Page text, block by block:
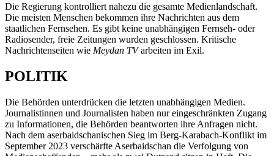
Die Regierung kontrolliert nahezu die gesamte Medienlandschaft.
Die meisten Menschen bekommen ihre Nachrichten aus dem
staatlichen Fernsehen. Es gibt keine unabhängigen Fernseh- oder
Radiosender, freie Zeitungen wurden geschlossen. Kritische
Nachrichtenseiten wie Meydan TVarbeiten im Exil.
POLITIK
Die Behörden unterdrücken die letzten unabhängigen Medien.
Journalistinnen und Journalisten haben nur eingeschränkten Zugang
zu Informationen, die Behörden beantworten ihre Anfragen nicht.
Nach dem aserbaidschanischen Sieg im Berg-Karabach-Konflikt im
September 2023 verschärfte Aserbaidschan die Verfolgung von